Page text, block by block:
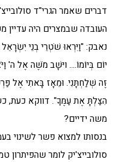
דברים שאמר הגרי"ד
העובדה שבמצרים היה עדיין
נאבק: "וַיִּרְאוּ שֹׁטְרֵי בְנֵי
יוֹם בְּיוֹמוֹ…. ויּשָׁב מֹשֶׁה אֶל ה'
זֶּה שְׁלַחְתָּנִי. וּמֵאָז בָּאתִי אֶל
הִצַּלְתָּ אֶת עַמֶּךָ". דווקא כעת,
משה ידיים?
בנסותו למצוא פשר לשינוי
סולובייצ'יק לומר שהפיתרון